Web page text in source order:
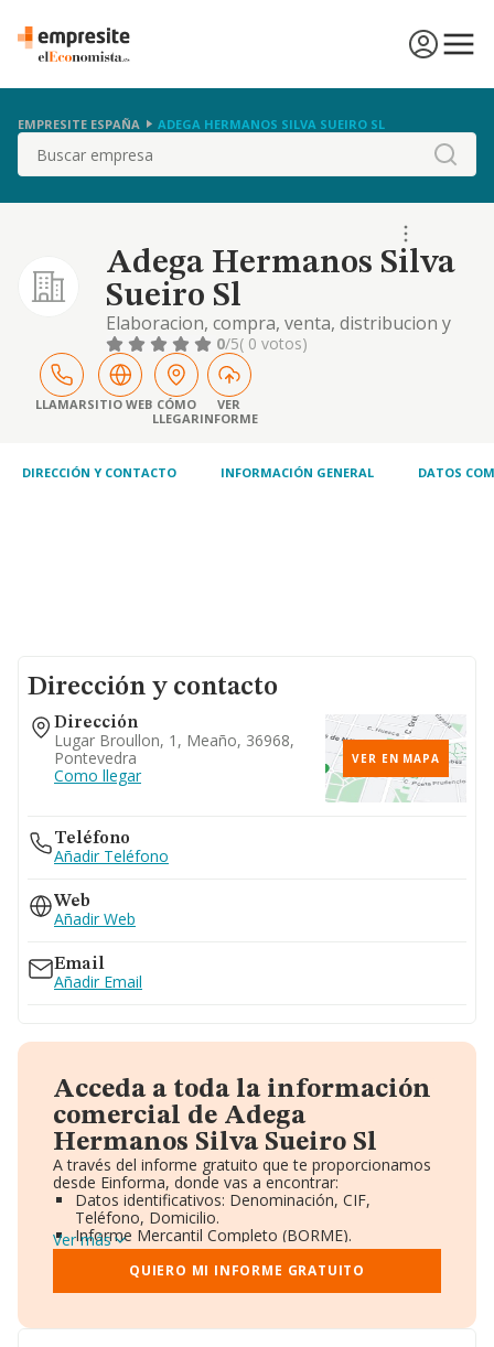
EMPRESITE ESPAÑA ADEGA HERMANOS SILVA SUEIRO SL
Buscar
Adega Hermanos Silva
Sueiro Sl
Elaboracion, compra, venta, distribucion y
comercializacion de toda clase de vinos,
especialmente del vino albarino y sus
derivados.
0/5( 0 votos)
LLAMARSITIO WEB CÓMO
LLEGAR
VER
INFORME
DIRECCIÓN Y CONTACTO INFORMACIÓN GENERAL DATOS
Dirección y contacto
Dirección
Lugar Broullon, 1, Meaño, 36968,
Pontevedra
Como llegar
VER EN MAPA
Teléfono
Añadir Teléfono
Web
Añadir Web
Email
Añadir Email
Acceda a toda la información
comercial de Adega
Hermanos Silva Sueiro Sl
A través del informe gratuito que te proporcionamos
desde Einforma, donde vas a encontrar:
Datos identificativos: Denominación, CIF,
Teléfono, Domicilio.
Informe Mercantil Completo (BORME).
Gráficos de Evolución Ventas y Empleados.
Consejo de Administración y Administradores.
Directivos y Ejecutivos.
Ver más
QUIERO MI INFORME GRATUITO